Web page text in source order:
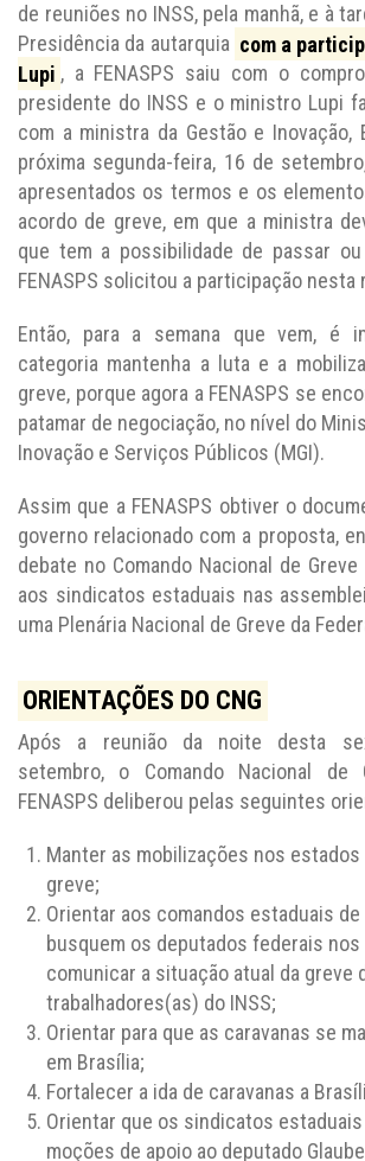
de reuniões no INSS, pela manhã, e à
Presidência da autarquia com a
Lupi , a FENASPS saiu com o
presidente do INSS e o ministro Lupi
com a ministra da Gestão e Inovação,
próxima segunda-feira, 16 de
apresentados os termos e os
acordo de greve, em que a ministra
que tem a possibilidade de passar
FENASPS solicitou a participação nesta
Então, para a semana que vem, é
categoria mantenha a luta e a
greve, porque agora a FENASPS se
patamar de negociação, no nível do
Inovação e Serviços Públicos (MGI).
Assim que a FENASPS obtiver o
governo relacionado com a proposta,
debate no Comando Nacional de
aos sindicatos estaduais nas
uma Plenária Nacional de Greve da
ORIENTAÇÕES DO CNG
Após a reunião da noite desta
setembro, o Comando Nacional de
FENASPS deliberou pelas seguintes
Manter as mobilizações nos estados
greve;
Orientar aos comandos estaduais de
busquem os deputados federais
comunicar a situação atual da greve
trabalhadores(as) do INSS;
Orientar para que as caravanas se
em Brasília;
Fortalecer a ida de caravanas a
Orientar que os sindicatos
moções de apoio ao deputado